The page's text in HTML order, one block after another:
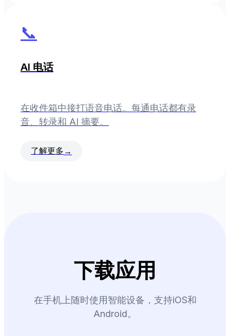
📞
AI 电话
在收件箱中接打语音电话。每通电话都有录
音、转录和 AI 摘要。
了解更多 →
下载应用
在手机上随时使用智能设备，支持iOS和
Android。